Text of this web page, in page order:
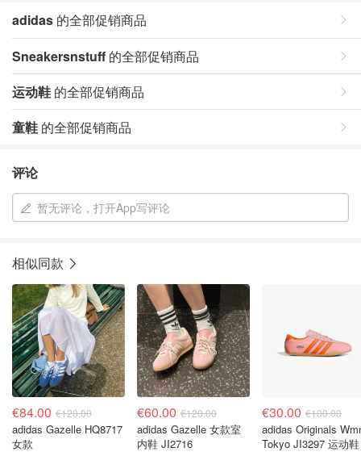
adidas 的全部促销商品
Sneakersnstuff 的全部促销商品
运动鞋 的全部促销商品
童鞋 的全部促销商品
评论
暂无评论，打开App写评论
相似同款
€84.00 €120.00
adidas Gazelle HQ8717
女款
€60.00 €120.00
adidas Gazelle 女款室
内鞋 JI2716
€30.00 €100.00
adidas Originals Wmns
Tokyo JI3297 运动鞋